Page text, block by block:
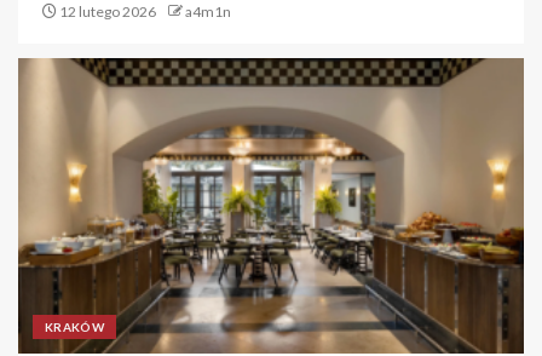
12 lutego 2026 a4m1n
KRAKÓW